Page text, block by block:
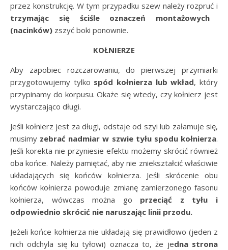
przez konstrukcję. W tym przypadku szew należy rozpruć i
trzymając się ściśle oznaczeń montażowych
(nacinków) zszyć boki ponownie.
KOŁNIERZE
Aby zapobiec rozczarowaniu, do pierwszej przymiarki
przygotowujemy tylko spód kołnierza lub wkład, który
przypinamy do korpusu. Okaże się wtedy, czy kołnierz jest
wystarczająco długi.
Jeśli kołnierz jest za długi, odstaje od szyi lub załamuje się,
musimy zebrać nadmiar w szwie tyłu spodu kołnierza.
Jeśli korekta nie przyniesie efektu możemy skrócić również
oba końce. Należy pamiętać, aby nie zniekształcić właściwie
układających się końców kołnierza. Jeśli skrócenie obu
końców kołnierza powoduje zmianę zamierzonego fasonu
kołnierza, wówczas można go przeciąć z tyłu i
odpowiednio skrócić nie naruszając linii przodu.
Jeżeli końce kołnierza nie układają się prawidłowo (jeden z
nich odchyla się ku tyłowi) oznacza to, że jedna strona